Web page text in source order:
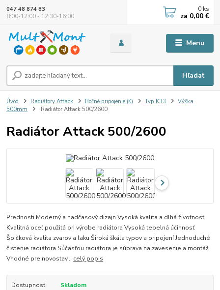
Menu
Hľadať
047 48 874 83
8:00-12:00 - 12:30-16:00
0 ks
za 0,00 €
Úvod Radiátory Attack Bočné pripojenie (K) Typ K33
Výška
500mm
Radiátor Attack 500/2600
Radiátor Attack 500/2600
Prednosti Moderný a nadčasový dizajn Vysoká kvalita a dlhá životnosť
Kvalitná oceľ použitá pri výrobe radiátora Vysoká tepelná účinnosť
Špičková kvalita zvarov a laku Široká škála typov a pripojení Jednoduché
čistenie radiátora Súčasťou radiátora je súprava na zavesenie a montáž
Vhodné pre novostav... celý popis
Dostupnosť Skladom